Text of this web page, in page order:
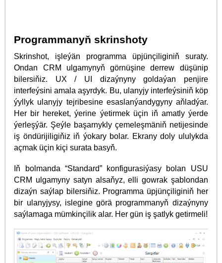
Programmanyň skrinshoty
Skrinshot, işleýän programma üpjünçiliginiň suraty.
Ondan CRM ulgamynyň görnüşine derrew düşünip
bilersiňiz. UX / UI dizaýnyny goldaýan penjire
interfeýsini amala aşyrdyk. Bu, ulanyjy interfeýsiniň köp
ýyllyk ulanyjy tejribesine esaslanýandygyny aňladýar.
Her bir hereket, ýerine ýetirmek üçin iň amatly ýerde
ýerleşýär. Şeýle başarnykly çemeleşmäniň netijesinde
iş öndürijiligiňiz iň ýokary bolar. Ekrany doly ululykda
açmak üçin kiçi surata basyň.
Iň bolmanda “Standard” konfigurasiýasy bolan USU
CRM ulgamyny satyn alsaňyz, elli gowrak şablondan
dizaýn saýlap bilersiňiz. Programma üpjünçiliginiň her
bir ulanyjysy, islegine görä programmanyň dizaýnyny
saýlamaga mümkinçilik alar. Her gün iş şatlyk getirmeli!